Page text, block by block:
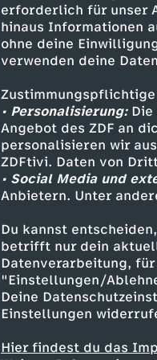
erforderlich für unser
hinaus Informationen
ohne deine
verwenden deine
• Personalisierung:Die
Angebot des ZDF an
personalisieren wir
ZDFtivi. Daten von
• Social Media und
Anbietern. Unter
Du kannst
betrifft nur dein
Datenverarbeitung,
"Einstellungen/
Deine
Einstellungen
Hier findest du das
Ähnliche
Politik